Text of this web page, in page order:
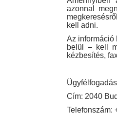
azonnal
kell adni.
Az információ
belül – kell
kézbesítés,
Ügyfélfogadás
Cím: 2040
Telefonszám: